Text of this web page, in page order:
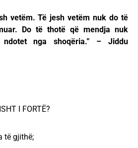
vetëm. Të jesh vetëm nuk do të
Do të thotë që mendja nuk
nga shoqëria.” – Jiddu
I FORTË?
të gjithë;